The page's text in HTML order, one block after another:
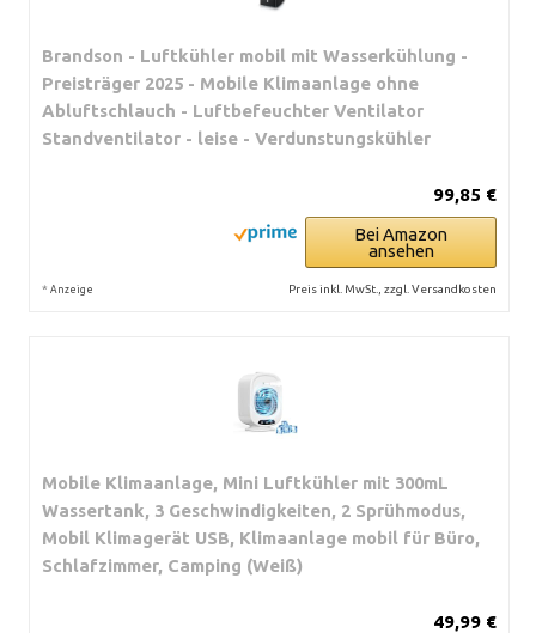
Brandson - Luftkühler mobil mit Wasserkühlung -
Preisträger 2025 - Mobile Klimaanlage ohne
Abluftschlauch - Luftbefeuchter Ventilator
Standventilator - leise - Verdunstungskühler
99,85 €
Bei Amazon
ansehen
* Anzeige Preis inkl. MwSt., zzgl. Versandkosten
Mobile Klimaanlage, Mini Luftkühler mit 300mL
Wassertank, 3 Geschwindigkeiten, 2 Sprühmodus,
Mobil Klimagerät USB, Klimaanlage mobil für Büro,
Schlafzimmer, Camping (Weiß)
49,99 €